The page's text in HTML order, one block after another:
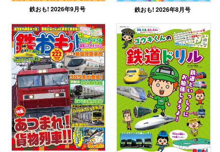
鉄おも! 2026年9月号 鉄おも! 2026年8月号